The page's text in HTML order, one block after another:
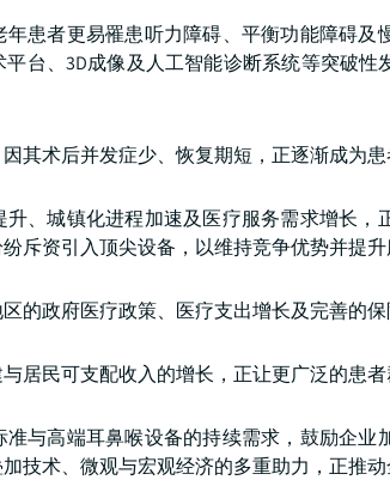
患者更易罹患听力障碍、平衡功能障碍
台、3D成像及人工智能诊断系统等突破
其术后并发症少、恢复期短，正逐渐成为患
、城镇化进程加速及医疗服务需求增长
斥资引入顶尖设备，以维持竞争优势并提升
的政府医疗政策、医疗支出增长及完善的
居民可支配收入的增长，正让更广泛的患
与高端耳鼻喉设备的持续需求，鼓励企业
技术、微观与宏观经济的多重助力，正推